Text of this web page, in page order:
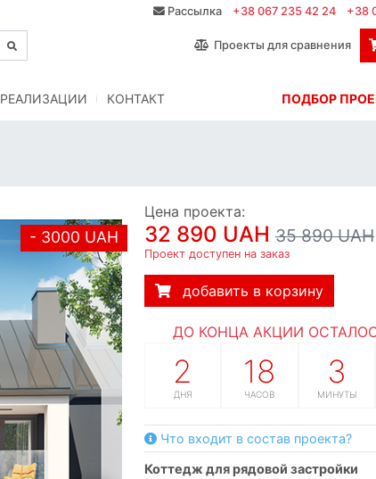
Рассылка +38 067 235 42 24 +38
Проекты для сравнения
РЕАЛИЗАЦИИ КОНТАКТ ПОДБОР
- 3000 UAH
Цена проекта:
32 890 UAH 35 890 UAH
Проект доступен на заказ
добавить в корзину
ДО КОНЦА АКЦИИ
2
ДНЯ
18
ЧАСОВ
2
МИНУТЫ
Что входит в состав проекта?
коттедж для рядовой застройки